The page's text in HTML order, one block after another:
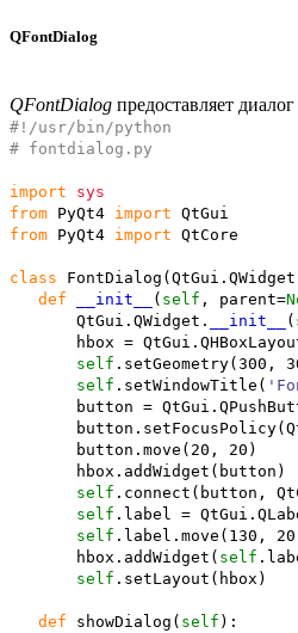
QFontDialog
QFontDialog предоставляет
#!/usr/bin/python
# fontdialog.py
import
sys
from PyQt4 import QtGui
from PyQt4 import QtCore
class FontDialog ( QtGui. QWidget
def
__init__ ( self , parent=
QtGui. QWidget . __init__ (
hbox = QtGui.
self . setGeometry( 300 ,
self . setWindowTitle (
button = QtGui.
button. setFocusPolicy(
button. move ( 20 , 20 )
hbox. addWidget ( button )
self . connect ( button,
self . label = QtGui.
self . label . move ( 130 , 20
hbox. addWidget ( self .
self . setLayout ( hbox )
def showDialog ( self ) :